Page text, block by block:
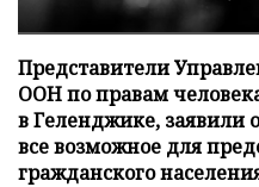
Представители
ООН по правам
в Геленджике, заявили
все возможное для
гражданского